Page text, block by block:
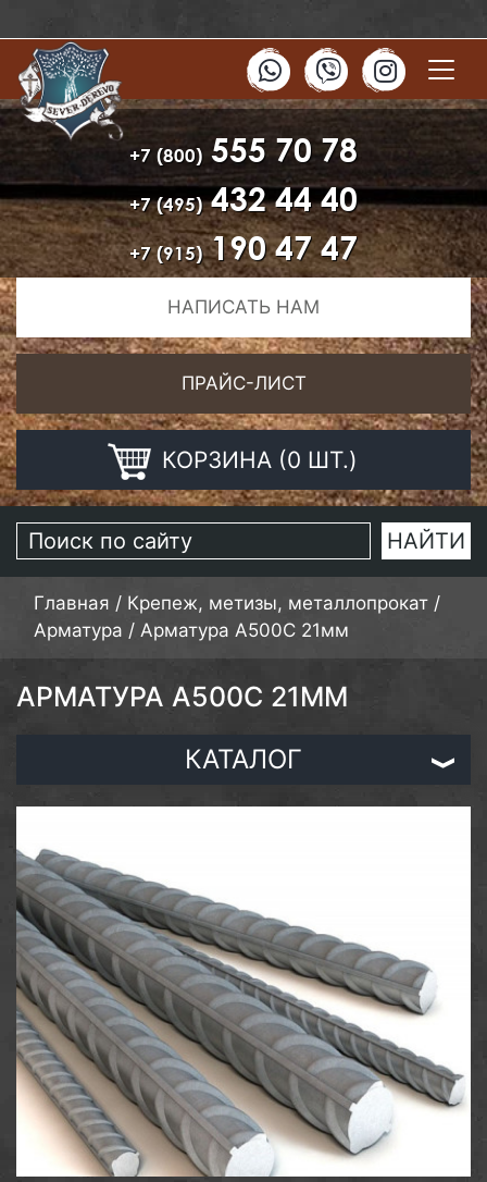
+7 (800) 555 70 78
+7 (495)432 44 40
+7 (915)190 47 47
НАПИСАТЬ НАМ
ПРАЙС-ЛИСТ
КОРЗИНА (0 ШТ.)
Главная / Крепеж, метизы, металлопрокат /
Арматура / Арматура А500С 21мм
АРМАТУРА А500С 21ММ
КАТАЛОГ